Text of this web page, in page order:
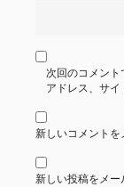
次回のコメン
アドレス、サイ
新しいコメントを
新しい投稿をメー